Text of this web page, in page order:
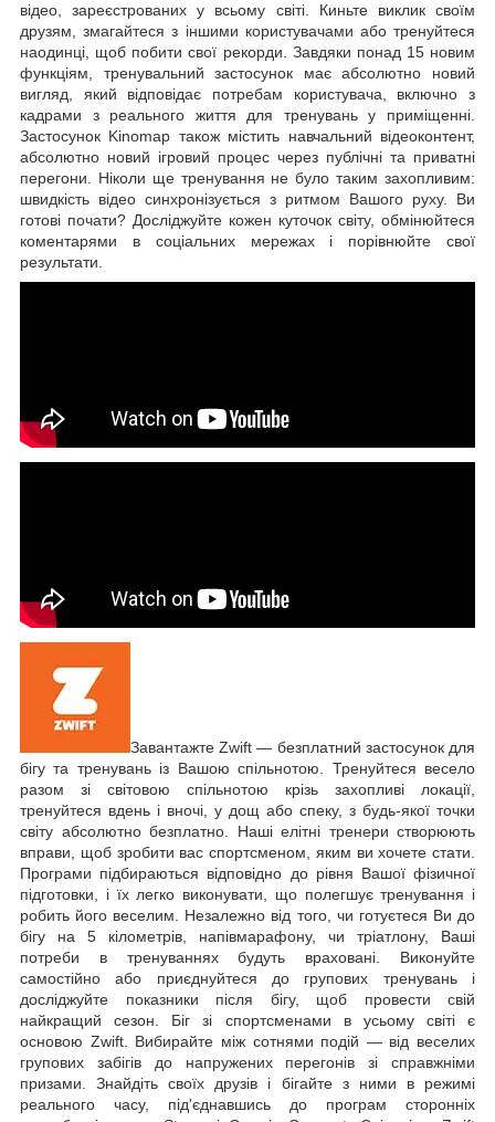
відео, зареєстрованих у всьому світі. Киньте виклик своїм
друзям, змагайтеся з іншими користувачами або тренуйтеся
наодинці, щоб побити свої рекорди. Завдяки понад 15 новим
функціям, тренувальний застосунок має абсолютно новий
вигляд, який відповідає потребам користувача, включно з
кадрами з реального життя для тренувань у приміщенні.
Застосунок Kinomap також містить навчальний відеоконтент,
абсолютно новий ігровий процес через публічні та приватні
перегони. Ніколи ще тренування не було таким захопливим:
швидкість відео синхронізується з ритмом Вашого руху. Ви
готові почати? Досліджуйте кожен куточок світу, обмінюйтеся
коментарями в соціальних мережах і порівнюйте свої
результати.
Завантажте Zwift — безплатний застосунок для
бігу та тренувань із Вашою спільнотою. Тренуйтеся весело
разом зі світовою спільнотою крізь захопливі локації,
тренуйтеся вдень і вночі, у дощ або спеку, з будь-якої точки
світу абсолютно безплатно. Наші елітні тренери створюють
вправи, щоб зробити вас спортсменом, яким ви хочете стати.
Програми підбираються відповідно до рівня Вашої фізичної
підготовки, і їх легко виконувати, що полегшує тренування і
робить його веселим. Незалежно від того, чи готуєтеся Ви до
бігу на 5 кілометрів, напівмарафону, чи тріатлону, Ваші
потреби в тренуваннях будуть враховані. Виконуйте
самостійно або приєднуйтеся до групових тренувань і
досліджуйте показники після бігу, щоб провести свій
найкращий сезон. Біг зі спортсменами в усьому світі є
основою Zwift. Вибирайте між сотнями подій — від веселих
групових забігів до напружених перегонів зі справжніми
призами. Знайдіть своїх друзів і бігайте з ними в режимі
реального часу, під'єднавшись до програм сторонніх